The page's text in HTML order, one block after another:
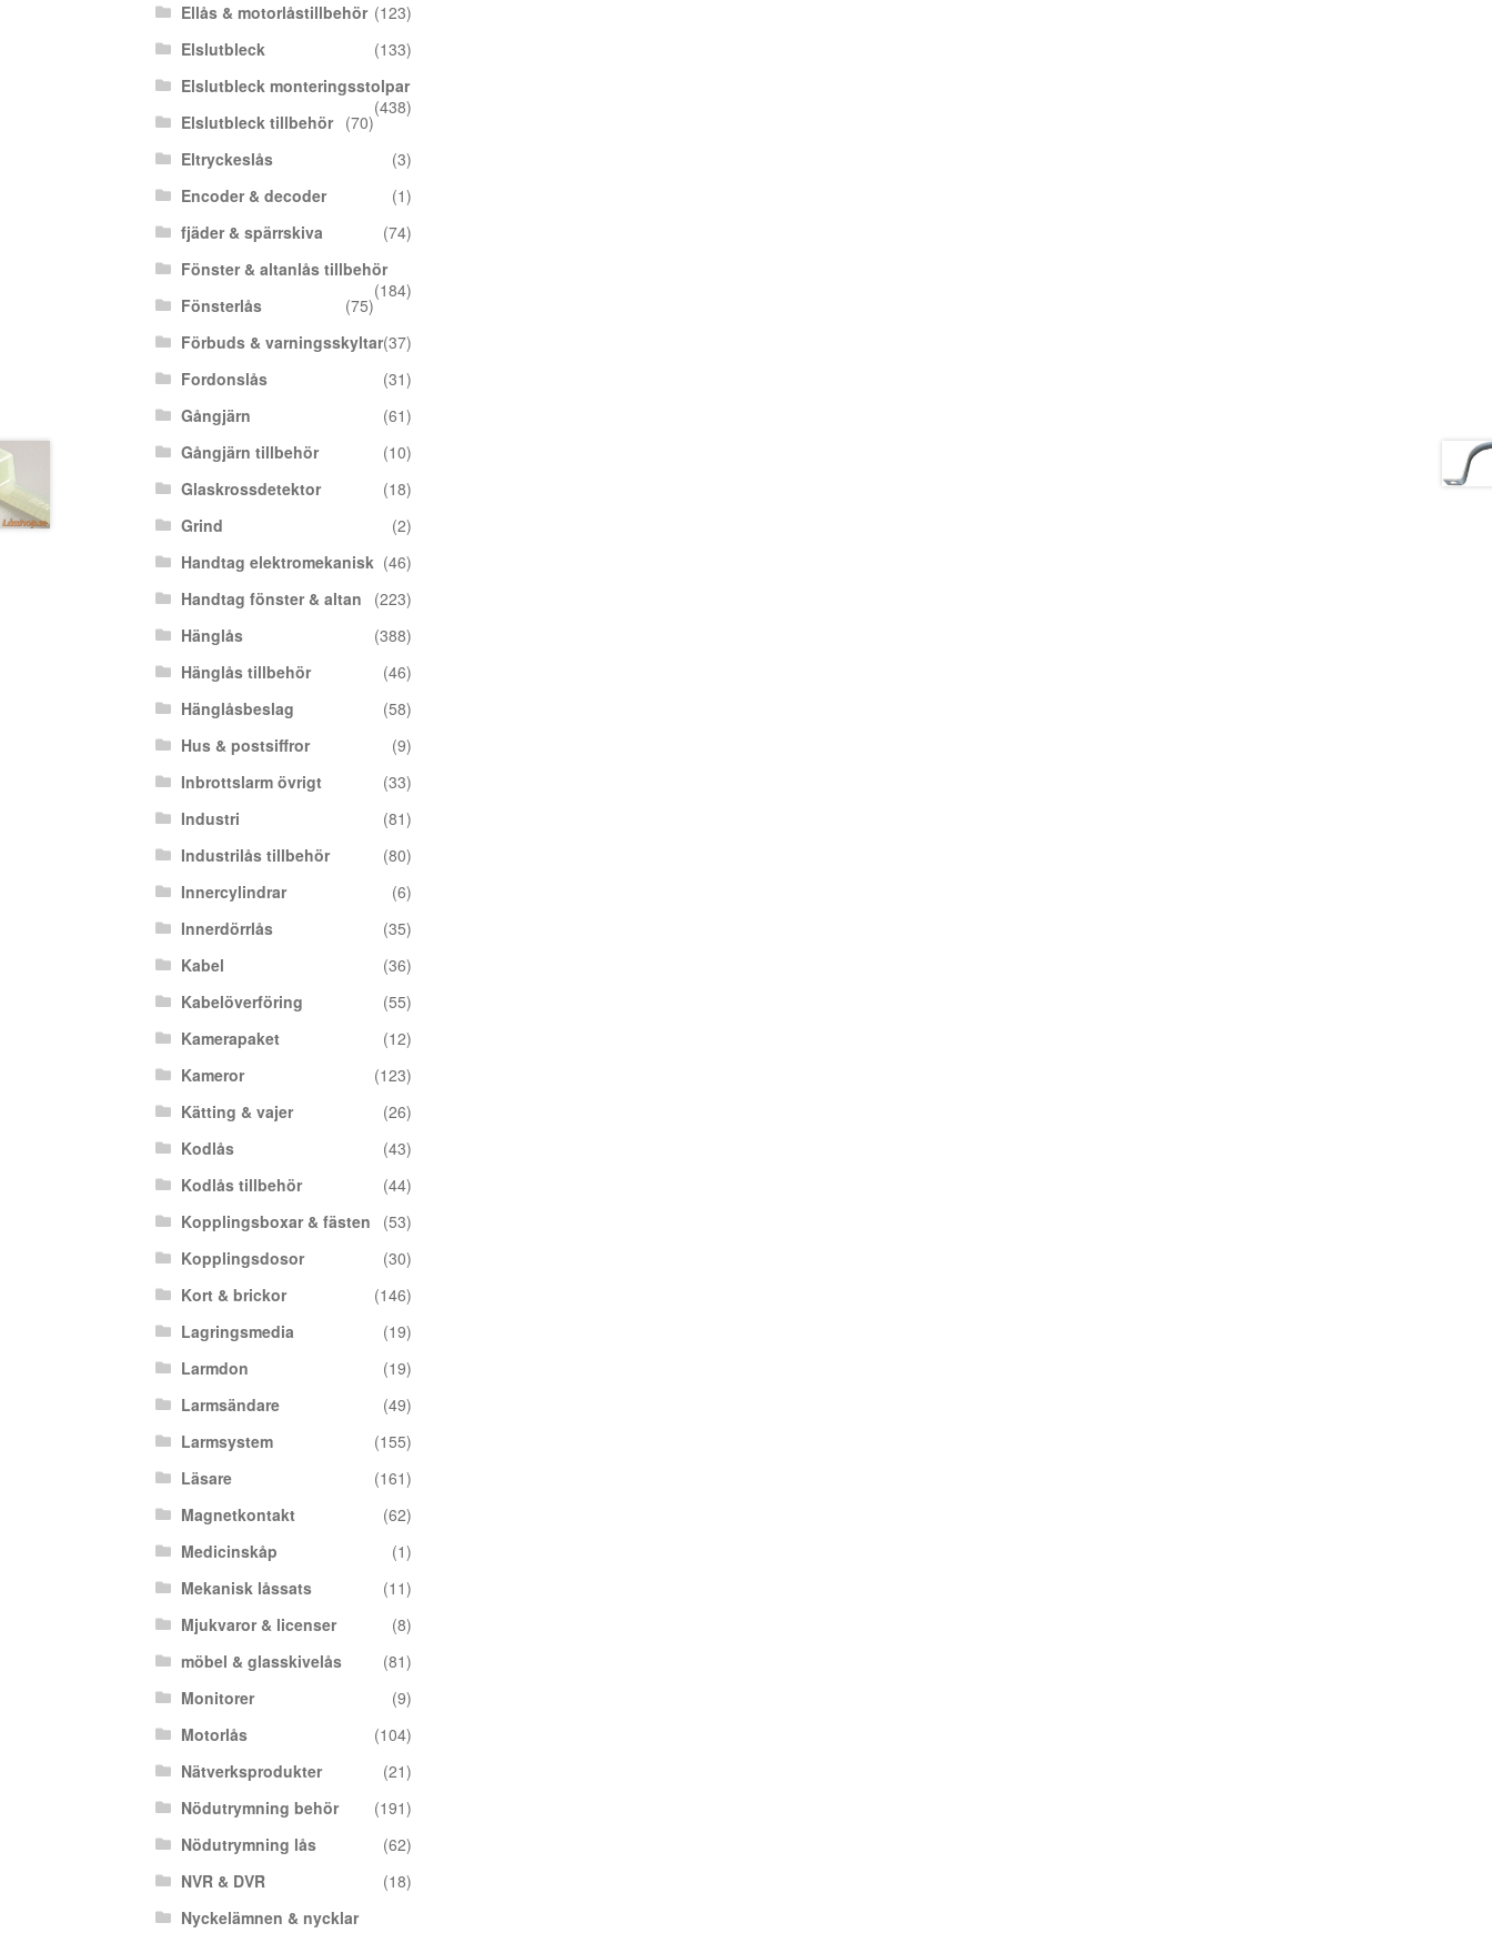
Ellås & motorlåstillbehör (123)
Elslutbleck
(133)
Elslutbleck monteringsstolpar
(438)
Elslutbleck tillbehör
(70)
Eltryckeslås
(3)
Encoder & decoder
(1)
fjäder & spärrskiva
(74)
Fönster & altanlås tillbehör
(184)
Fönsterlås
(75)
Förbuds & varningsskyltar(37)
Fordonslås
(31)
Gångjärn
(61)
Gångjärn tillbehör
(10)
Glaskrossdetektor
(18)
Grind
(2)
Handtag elektromekanisk (46)
Handtag fönster & altan
(223)
Hänglås
(388)
Hänglås tillbehör
(46)
Hänglåsbeslag
(58)
Hus & postsiffror
(9)
Inbrottslarm övrigt
(33)
Industri
(81)
Industrilås tillbehör
(80)
Innercylindrar
(6)
Innerdörrlås
(35)
Kabel
(36)
Kabelöverföring
(55)
Kamerapaket
(12)
Kameror
(123)
Kätting & vajer
(26)
Kodlås
(43)
Kodlås tillbehör
(44)
Kopplingsboxar & fästen
(53)
Kopplingsdosor
(30)
Kort & brickor
(146)
Lagringsmedia
(19)
Larmdon
(19)
Larmsändare
(49)
Larmsystem
(155)
Läsare
(161)
Magnetkontakt
(62)
Medicinskåp
(1)
Mekanisk låssats
(11)
Mjukvaror & licenser
(8)
möbel & glasskivelås
(81)
Monitorer
(9)
Motorlås
(104)
Nätverksprodukter
(21)
Nödutrymning behör
(191)
Nödutrymning lås
(62)
NVR & DVR
(18)
Nyckelämnen & nycklar